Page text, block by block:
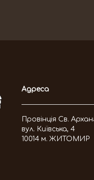
Адреса
Провінція Св.
вул. Київська, 4
10014 м. ЖИТОМИР